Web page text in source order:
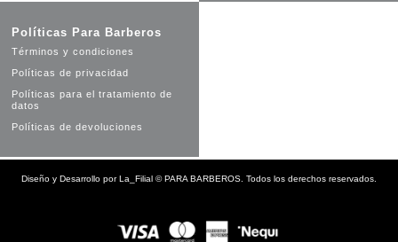
Políticas Para Barberos
Términos y condiciones
Políticas de privacidad
Políticas para el tratamiento de
datos
Políticas de devoluciones
Diseño y Desarrollo por La_Filial © PARA BARBEROS. Todos los derechos reservados.